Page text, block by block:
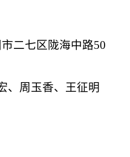
二七区陇海中路50
、周玉香、王征明